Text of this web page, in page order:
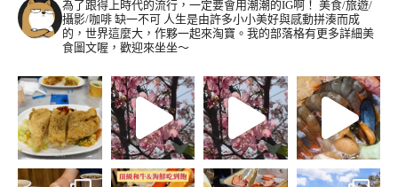
為了跟得上時代的流行，一定要會用潮潮的IG啊！ 美食/旅遊/
攝影/咖啡 缺一不可 人生是由許多小小美好與感動拼湊而成
的，世界這麼大，作夥一起來淘寶。我的部落格有更多詳細美
食圖文喔，歡迎來坐坐～